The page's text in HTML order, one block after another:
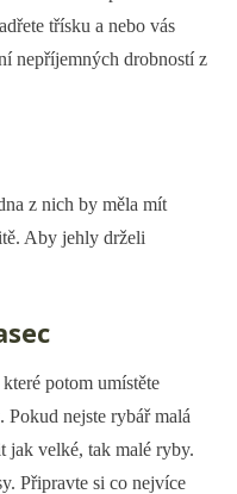
třísku a nebo vás
nepříjemných drobností z
z nich by měla mít
Aby jehly drželi
potom umístěte
nejste rybář malá
jak velké, tak malé ryby.
Připravte si co nejvíce